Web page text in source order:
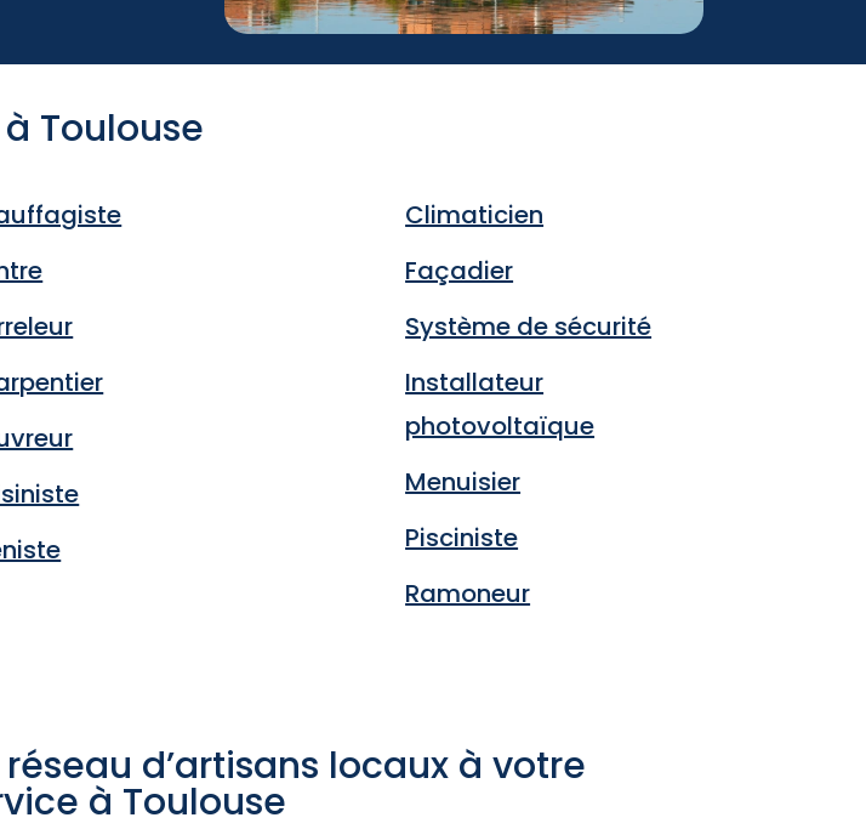
Toulouse
Climaticien
Façadier
Système de sécurité
Installateur
photovoltaïque
Menuisier
Pisciniste
Ramoneur
réseau d’artisans locaux à votre
à Toulouse